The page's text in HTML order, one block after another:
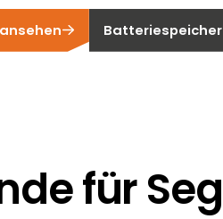
Batteriespeicher
für